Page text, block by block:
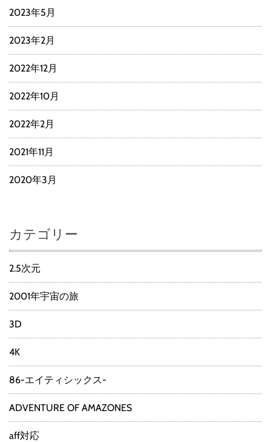
2023年5月
2023年2月
2022年12月
2022年10月
2022年2月
2021年11月
2020年3月
カテゴリー
2.5次元
2001年宇宙の旅
3D
4K
86-エイティシックス-
ADVENTURE OF AMAZONES
aff対応